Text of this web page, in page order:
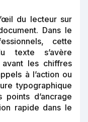
du lecteur sur
Dans le
cette
texte s’avère
les chiffres
à l’action ou
typographique
d’ancrage
rapide dans le